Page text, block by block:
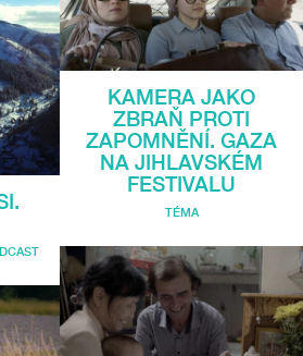
KAMERA JAKO
ZBRAŇ PROTI
ZAPOMNĚNÍ. GAZA
NA JIHLAVSKÉM
FESTIVALU
TÉMA